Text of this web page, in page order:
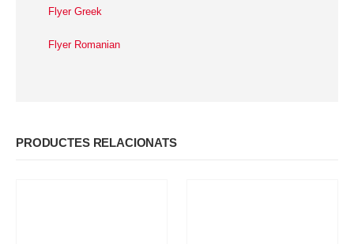
Flyer Greek
Flyer Romanian
PRODUCTES RELACIONATS